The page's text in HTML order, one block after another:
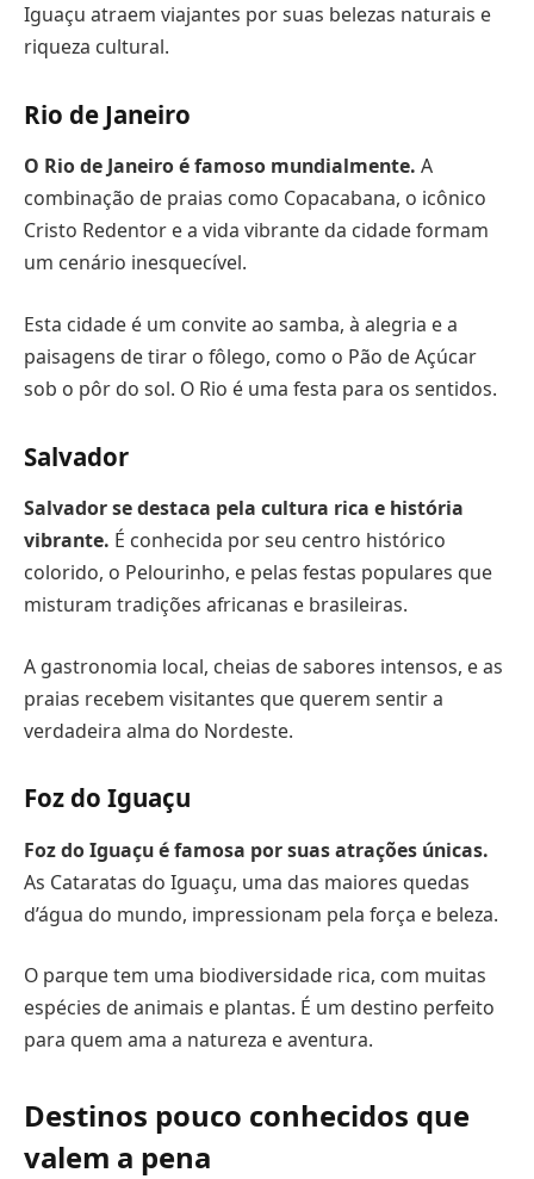
Iguaçu atraem viajantes por suas belezas naturais e
riqueza cultural.
Rio de Janeiro
O Rio de Janeiro é famoso mundialmente. A
combinação de praias como Copacabana, o icônico
Cristo Redentor e a vida vibrante da cidade formam
um cenário inesquecível.
Esta cidade é um convite ao samba, à alegria e a
paisagens de tirar o fôlego, como o Pão de Açúcar
sob o pôr do sol. O Rio é uma festa para os sentidos.
Salvador
Salvador se destaca pela cultura rica e história
vibrante. É conhecida por seu centro histórico
colorido, o Pelourinho, e pelas festas populares que
misturam tradições africanas e brasileiras.
A gastronomia local, cheias de sabores intensos, e as
praias recebem visitantes que querem sentir a
verdadeira alma do Nordeste.
Foz do Iguaçu
Foz do Iguaçu é famosa por suas atrações únicas.
As Cataratas do Iguaçu, uma das maiores quedas
d’água do mundo, impressionam pela força e beleza.
O parque tem uma biodiversidade rica, com muitas
espécies de animais e plantas. É um destino perfeito
para quem ama a natureza e aventura.
Destinos pouco conhecidos que
valem a pena